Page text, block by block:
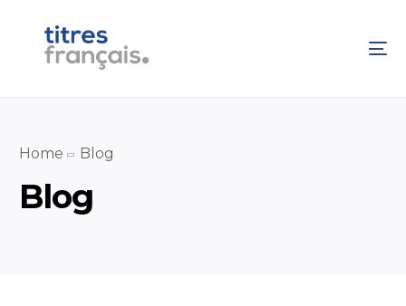
Home Blog
Blog